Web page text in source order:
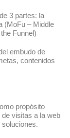
3 partes: la
(MoFu – Middle
Funnel)
embudo de
contenidos
propósito
visitas a la web